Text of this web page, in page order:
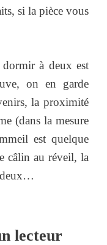
si la pièce vous
à deux est
on en garde
la proximité
(dans la mesure
est quelque
câlin au réveil, la
deux…
lecteur